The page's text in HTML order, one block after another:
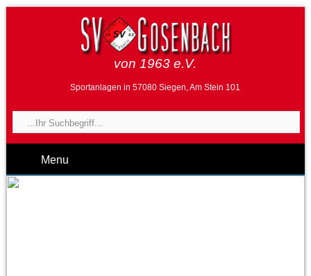
von 1963 e.V.
Sportanlagen in 57080 Siegen, Am Stein 101
Menu